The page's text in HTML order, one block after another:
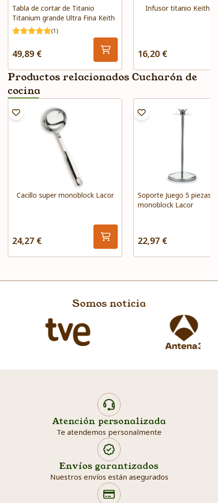
Tabla de cortar de Titanio
Titanium grande Ultra Fina Keith
(1)
49,89 €
Infusor titanio Keith
16,20 €
Productos relacionados Cucharón de
cocina
Cacillo super monoblock Lacor
24,27 €
Soporte Juego 5 piezas
monoblock Lacor
22,97 €
Somos noticia
Atención personalizada
Te atendemos personalmente
Envíos garantizados
Nuestros envíos están asegurados
Search products